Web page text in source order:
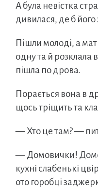
А була невістка
дивилася, де б його
Пішли молоді, а
одну та й розклала
пішла по дрова.
Порається вона в
щось тріщить та
— Хто це там? —
— Домовички!
кухні слабенькі
ото горобці